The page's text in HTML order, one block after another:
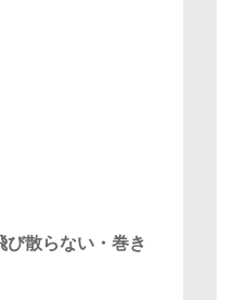
散らない・巻き